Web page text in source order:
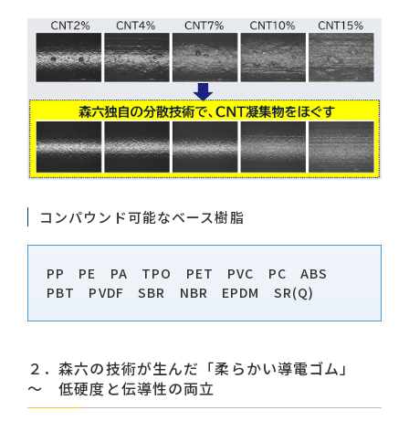
コンパウンド可能なベース樹脂
PP PE PA TPO PET PVC PC ABS
PBT PVDF SBR NBR EPDM SR(Q)
２．森六の技術が生んだ「柔らかい導電ゴム」
～ 低硬度と伝導性の両立